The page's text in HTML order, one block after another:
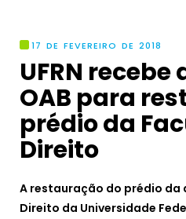
17 DE FEVEREIRO DE 2018
UFRN recebe
OAB para
prédio da
Direito
A restauração do prédio da
Direito da Universidade